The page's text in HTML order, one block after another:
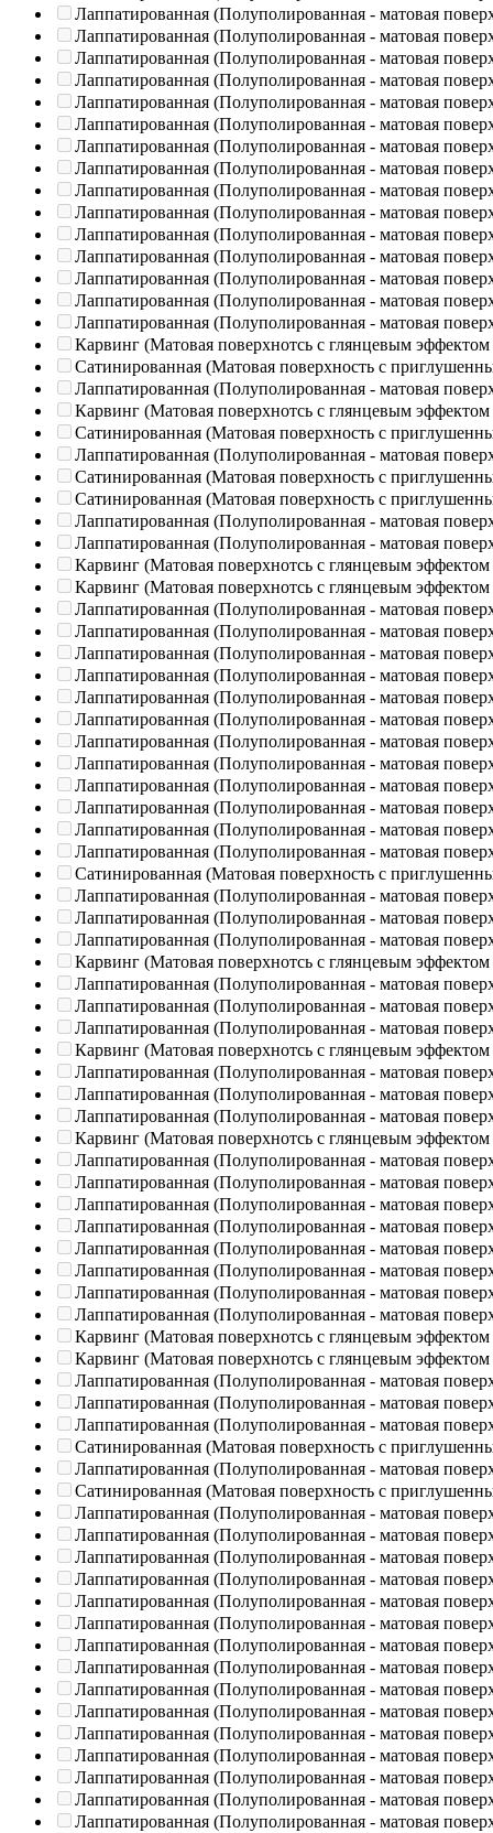
Лаппатированная (Полуполированная - матовая
Лаппатированная (Полуполированная - матовая
Лаппатированная (Полуполированная - матовая
Лаппатированная (Полуполированная - матовая
Лаппатированная (Полуполированная - матовая
Лаппатированная (Полуполированная - матовая
Лаппатированная (Полуполированная - матовая
Лаппатированная (Полуполированная - матовая
Лаппатированная (Полуполированная - матовая
Лаппатированная (Полуполированная - матовая
Лаппатированная (Полуполированная - матовая
Лаппатированная (Полуполированная - матовая
Лаппатированная (Полуполированная - матовая
Лаппатированная (Полуполированная - матовая
Лаппатированная (Полуполированная - матовая
Карвинг (Матовая поверхнотсь с глянцевым эффектом
Сатинированная (Матовая поверхность с
Лаппатированная (Полуполированная - матовая
Карвинг (Матовая поверхнотсь с глянцевым эффектом
Сатинированная (Матовая поверхность с
Лаппатированная (Полуполированная - матовая
Сатинированная (Матовая поверхность с
Сатинированная (Матовая поверхность с
Лаппатированная (Полуполированная - матовая
Лаппатированная (Полуполированная - матовая
Карвинг (Матовая поверхнотсь с глянцевым эффектом
Карвинг (Матовая поверхнотсь с глянцевым эффектом
Лаппатированная (Полуполированная - матовая
Лаппатированная (Полуполированная - матовая
Лаппатированная (Полуполированная - матовая
Лаппатированная (Полуполированная - матовая
Лаппатированная (Полуполированная - матовая
Лаппатированная (Полуполированная - матовая
Лаппатированная (Полуполированная - матовая
Лаппатированная (Полуполированная - матовая
Лаппатированная (Полуполированная - матовая
Лаппатированная (Полуполированная - матовая
Лаппатированная (Полуполированная - матовая
Лаппатированная (Полуполированная - матовая
Сатинированная (Матовая поверхность с
Лаппатированная (Полуполированная - матовая
Лаппатированная (Полуполированная - матовая
Лаппатированная (Полуполированная - матовая
Карвинг (Матовая поверхнотсь с глянцевым эффектом
Лаппатированная (Полуполированная - матовая
Лаппатированная (Полуполированная - матовая
Лаппатированная (Полуполированная - матовая
Карвинг (Матовая поверхнотсь с глянцевым эффектом
Лаппатированная (Полуполированная - матовая
Лаппатированная (Полуполированная - матовая
Лаппатированная (Полуполированная - матовая
Карвинг (Матовая поверхнотсь с глянцевым эффектом
Лаппатированная (Полуполированная - матовая
Лаппатированная (Полуполированная - матовая
Лаппатированная (Полуполированная - матовая
Лаппатированная (Полуполированная - матовая
Лаппатированная (Полуполированная - матовая
Лаппатированная (Полуполированная - матовая
Лаппатированная (Полуполированная - матовая
Лаппатированная (Полуполированная - матовая
Карвинг (Матовая поверхнотсь с глянцевым эффектом
Карвинг (Матовая поверхнотсь с глянцевым эффектом
Лаппатированная (Полуполированная - матовая
Лаппатированная (Полуполированная - матовая
Лаппатированная (Полуполированная - матовая
Сатинированная (Матовая поверхность с
Лаппатированная (Полуполированная - матовая
Сатинированная (Матовая поверхность с
Лаппатированная (Полуполированная - матовая
Лаппатированная (Полуполированная - матовая
Лаппатированная (Полуполированная - матовая
Лаппатированная (Полуполированная - матовая
Лаппатированная (Полуполированная - матовая
Лаппатированная (Полуполированная - матовая
Лаппатированная (Полуполированная - матовая
Лаппатированная (Полуполированная - матовая
Лаппатированная (Полуполированная - матовая
Лаппатированная (Полуполированная - матовая
Лаппатированная (Полуполированная - матовая
Лаппатированная (Полуполированная - матовая
Лаппатированная (Полуполированная - матовая
Лаппатированная (Полуполированная - матовая
Лаппатированная (Полуполированная - матовая